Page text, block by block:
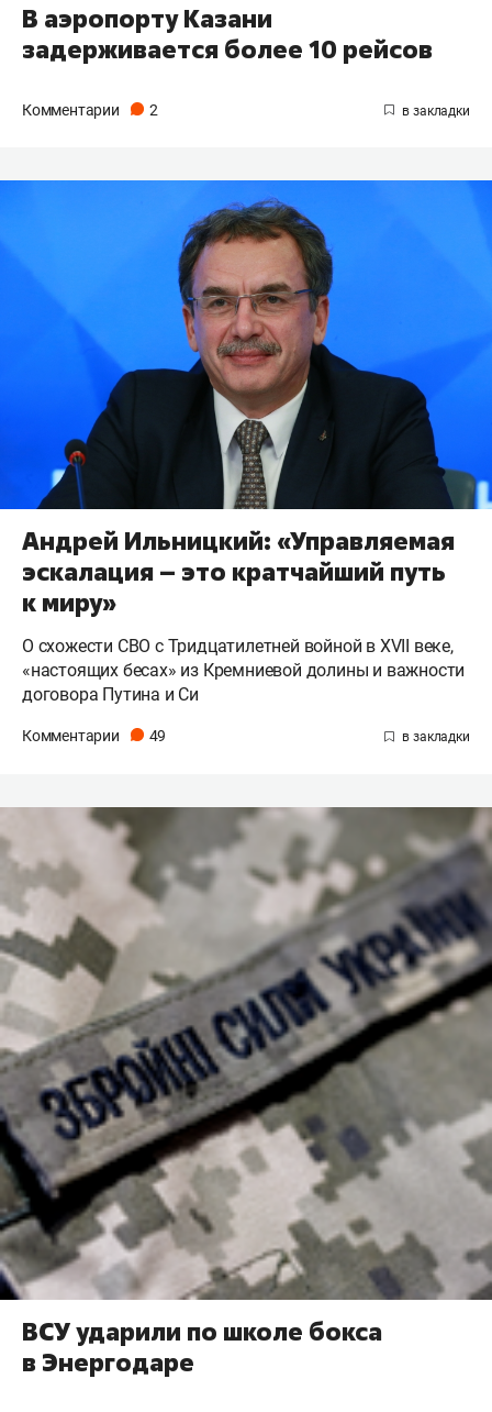
В аэропорту Казани
задерживается более 10 рейсов
Комментарии 2
Андрей Ильницкий: «Управляемая
эскалация – это кратчайший путь
к миру»
О схожести СВО с Тридцатилетней войной в XVII веке,
«настоящих бесах» из Кремниевой долины и важности
договора Путина и Си
Комментарии 49
ВСУ ударили по школе бокса
в Энергодаре